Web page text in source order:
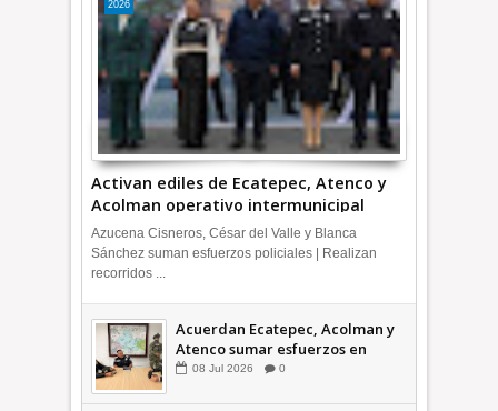
Activan ediles de Ecatepec, Atenco y
Acolman operativo intermunicipal
2026
Azucena Cisneros, César del Valle y Blanca
Sánchez suman esfuerzos policiales | Realizan
recorridos ...
Acuerdan Ecatepec, Acolman y
Atenco sumar esfuerzos en
seguridad
08 Jul 2026 0